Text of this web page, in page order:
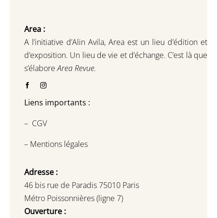
Area :
A l’initiative d’Alin Avila, Area est un lieu d’édition et
d’exposition. Un lieu de vie et d’échange. C’est là que
s’élaboreArea Revue.
Liens importants :
– CGV
– Mentions légales
Adresse :
46 bis rue de Paradis 75010 Paris
Métro Poissonnières (ligne 7)
Ouverture :